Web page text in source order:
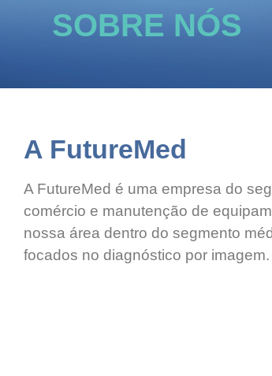
SOBRE NÓS
A FutureMed
A FutureMed é uma empresa do
comércio e manutenção de
nossa área dentro do segmento
focados no diagnóstico por imagem.